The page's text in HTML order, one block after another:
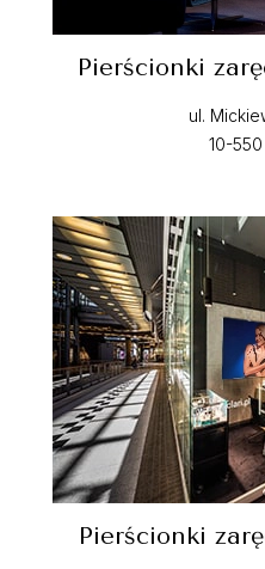
Pierścionki
ul.
10-
Pierścionki